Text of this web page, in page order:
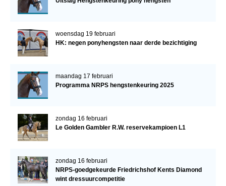
woensdag 19 februari
HK: negen ponyhengsten naar derde bezichtiging
maandag 17 februari
Programma NRPS hengstenkeuring 2025
zondag 16 februari
Le Golden Gambler R.W. reservekampioen L1
zondag 16 februari
NRPS-goedgekeurde Friedrichshof Kents Diamond
wint dressuurcompetitie